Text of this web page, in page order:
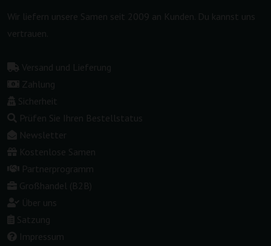
Wir liefern unsere Samen seit 2009 an Kunden. Du kannst uns
vertrauen.
Versand und Lieferung
Zahlung
Sicherheit
Prüfen Sie Ihren Bestellstatus
Newsletter
Kostenlose Samen
Partnerprogramm
Großhandel (B2B)
Über uns
Satzung
Impressum